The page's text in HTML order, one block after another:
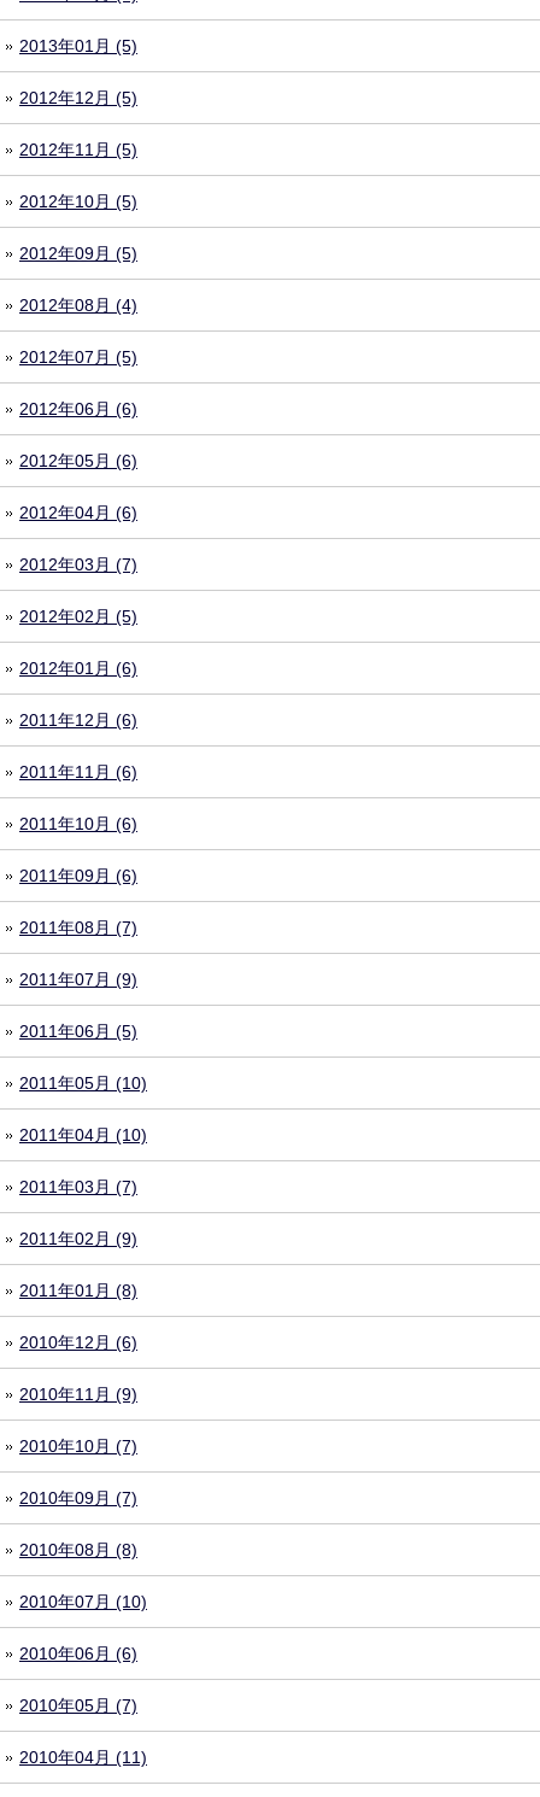
2013年01月 (5)
2012年12月 (5)
2012年11月 (5)
2012年10月 (5)
2012年09月 (5)
2012年08月 (4)
2012年07月 (5)
2012年06月 (6)
2012年05月 (6)
2012年04月 (6)
2012年03月 (7)
2012年02月 (5)
2012年01月 (6)
2011年12月 (6)
2011年11月 (6)
2011年10月 (6)
2011年09月 (6)
2011年08月 (7)
2011年07月 (9)
2011年06月 (5)
2011年05月 (10)
2011年04月 (10)
2011年03月 (7)
2011年02月 (9)
2011年01月 (8)
2010年12月 (6)
2010年11月 (9)
2010年10月 (7)
2010年09月 (7)
2010年08月 (8)
2010年07月 (10)
2010年06月 (6)
2010年05月 (7)
2010年04月 (11)